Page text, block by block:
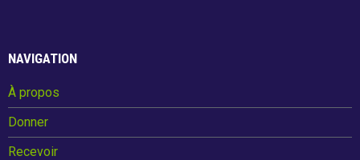
Partenaires de la Guignolée
Résultats - Guignolée
o
k
NAVIGATION
À propos
Donner
Recevoir